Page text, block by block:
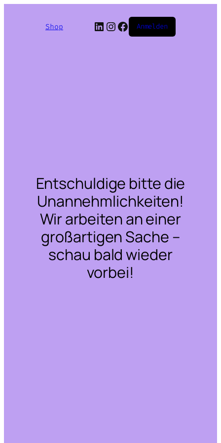
Shop LinkedIn
Instagram
Facebook
Anmelden
Entschuldige bitte die
Unannehmlichkeiten!
Wir arbeiten an einer
großartigen Sache –
schau bald wieder
vorbei!